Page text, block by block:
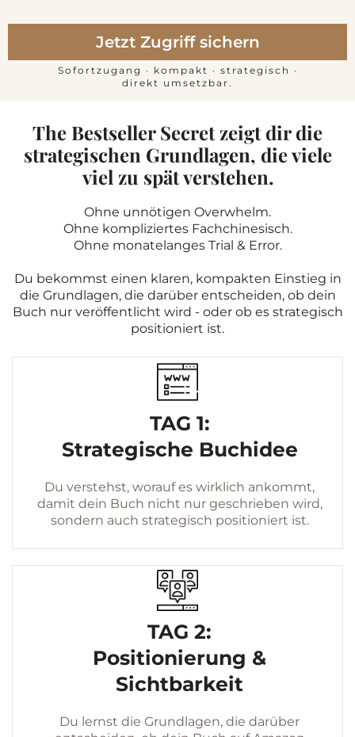
Jetzt Zugriff sichern
Sofortzugang · kompakt · strategisch ·
direkt umsetzbar.
The Bestseller Secret zeigt dir die
strategischen Grundlagen, die viele
viel zu spät verstehen.
Ohne unnötigen Overwhelm.
Ohne kompliziertes Fachchinesisch.
Ohne monatelanges Trial & Error.
Du bekommst einen klaren, kompakten Einstieg in
die Grundlagen, die darüber entscheiden, ob dein
Buch nur veröffentlicht wird - oder ob es strategisch
positioniert ist.
TAG 1:
Strategische Buchidee
Du verstehst, worauf es wirklich ankommt,
damit dein Buch nicht nur geschrieben wird,
sondern auch strategisch positioniert ist.
TAG 2:
Positionierung &
Sichtbarkeit
Du lernst die Grundlagen, die darüber